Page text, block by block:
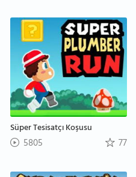
Süper Tesisatçı Koşusu
5805 77